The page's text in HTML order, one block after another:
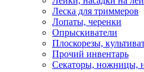
Леска для триммеров
Лопаты, черенки
Опрыскиватели
Плоскорезы,
Прочий инвентарь
Секаторы, ножницы,